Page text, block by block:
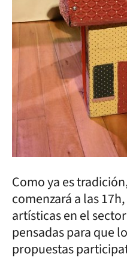
Como ya es
comenzará a las
artísticas en el
pensadas para que
propuestas